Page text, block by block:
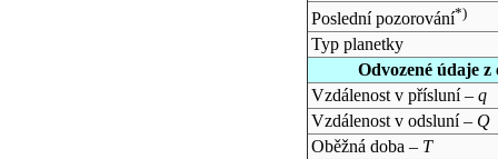
Poslední pozorování*)
Typ planetky
Odvozené údaje
Vzdálenost v přísluní – q
Vzdálenost v odsluní – Q
Oběžná doba – T